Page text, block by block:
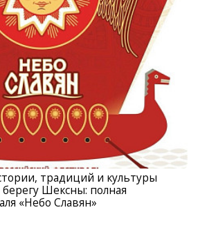
традиций и культуры
берегу Шексны: полная
«Небо Славян»